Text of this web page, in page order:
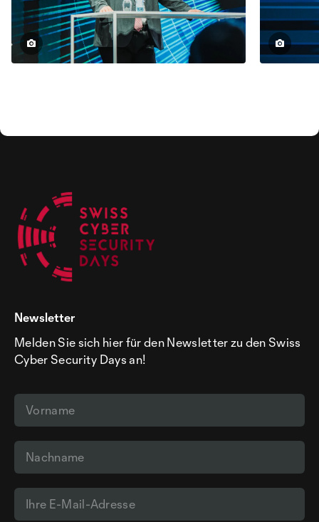
Newsletter
Melden Sie sich hier für den Newsletter zu den Swiss
Cyber Security Days an!